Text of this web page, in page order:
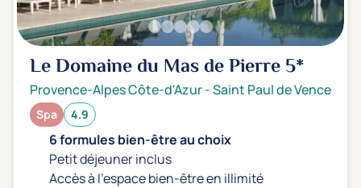
Le Domaine du Mas de Pierre5*
Provence-Alpes Côte-d'Azur-Saint Paul de Vence
Spa 4.9
6 formules bien-être au choix
Petit déjeuner inclus
Accès à l'espace bien-être en illimité